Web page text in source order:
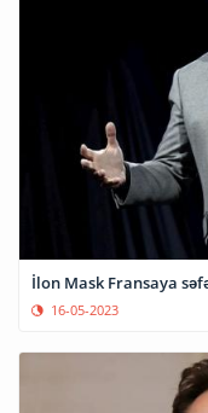
İlon Mask Fransaya
16-05-2023